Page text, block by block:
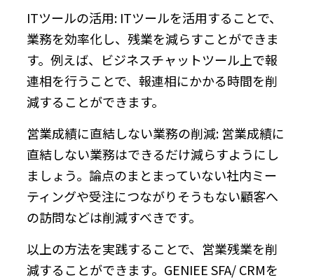
ITツールの活用: ITツールを活用することで、
業務を効率化し、残業を減らすことができま
す。例えば、ビジネスチャットツール上で報
連相を行うことで、報連相にかかる時間を削
減することができます。
営業成績に直結しない業務の削減: 営業成績に
直結しない業務はできるだけ減らすようにし
ましょう。論点のまとまっていない社内ミー
ティングや受注につながりそうもない顧客へ
の訪問などは削減すべきです。
以上の方法を実践することで、営業残業を削
減することができます。GENIEE SFA/ CRMを